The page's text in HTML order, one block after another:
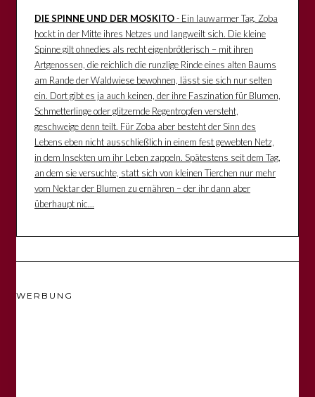
DIE SPINNE UND DER MOSKITO- Ein lauwarmer Tag. Zoba
hockt in der Mitte ihres Netzes und langweilt sich. Die kleine
Spinne gilt ohnedies als recht eigenbrötlerisch – mit ihren
Artgenossen, die reichlich die runzlige Rinde eines alten Baums
am Rande der Waldwiese bewohnen, lässt sie sich nur selten
ein. Dort gibt es ja auch keinen, der ihre Faszination für Blumen,
Schmetterlinge oder glitzernde Regentropfen versteht,
geschweige denn teilt. Für Zoba aber besteht der Sinn des
Lebens eben nicht ausschließlich in einem fest gewebten Netz,
in dem Insekten um ihr Leben zappeln. Spätestens seit dem Tag,
an dem sie versuchte, statt sich von kleinen Tierchen nur mehr
vom Nektar der Blumen zu ernähren – der ihr dann aber
überhaupt nic...
WERBUNG